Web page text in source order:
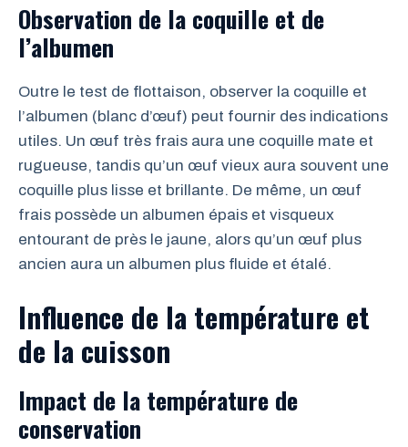
Observation de la coquille et de
l’albumen
Outre le test de flottaison, observer la coquille et
l’albumen (blanc d’œuf) peut fournir des indications
utiles. Un œuf très frais aura une coquille mate et
rugueuse, tandis qu’un œuf vieux aura souvent une
coquille plus lisse et brillante. De même, un œuf
frais possède un albumen épais et visqueux
entourant de près le jaune, alors qu’un œuf plus
ancien aura un albumen plus fluide et étalé.
Influence de la température et
de la cuisson
Impact de la température de
conservation